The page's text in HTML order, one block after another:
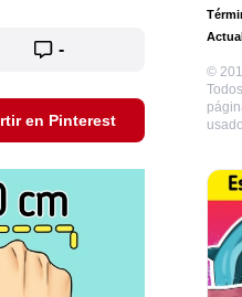
©
-
en Pinterest